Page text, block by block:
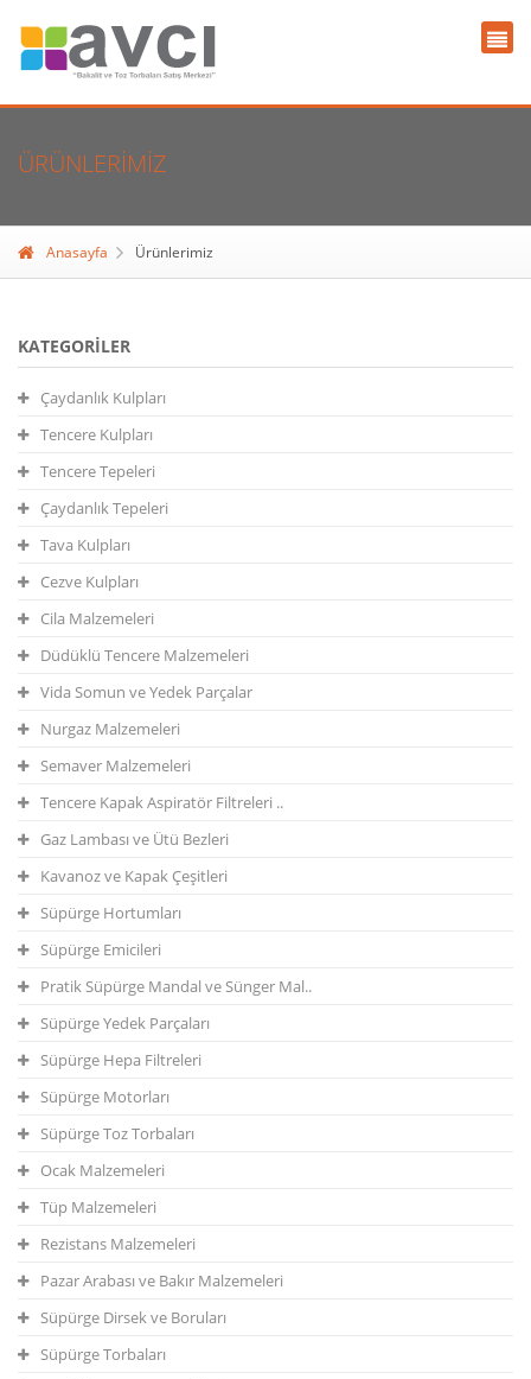
ÜRÜNLERIMIZ
Anasayfa Ürünlerimiz
KATEGORILER
Çaydanlık Kulpları
Tencere Kulpları
Tencere Tepeleri
Çaydanlık Tepeleri
Tava Kulpları
Cezve Kulpları
Cila Malzemeleri
Düdüklü Tencere Malzemeleri
Vida Somun ve Yedek Parçalar
Nurgaz Malzemeleri
Semaver Malzemeleri
Tencere Kapak Aspiratör Filtreleri ..
Gaz Lambası ve Ütü Bezleri
Kavanoz ve Kapak Çeşitleri
Süpürge Hortumları
Süpürge Emicileri
Pratik Süpürge Mandal ve Sünger Mal..
Süpürge Yedek Parçaları
Süpürge Hepa Filtreleri
Süpürge Motorları
Süpürge Toz Torbaları
Ocak Malzemeleri
Tüp Malzemeleri
Rezistans Malzemeleri
Pazar Arabası ve Bakır Malzemeleri
Süpürge Dirsek ve Boruları
Süpürge Torbaları